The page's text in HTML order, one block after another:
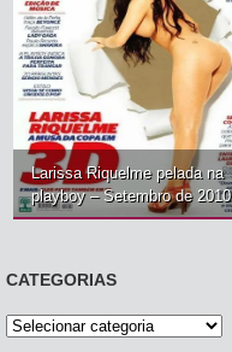
Larissa Riquelme pelada na
playboy – Setembro de 2010
CATEGORIAS
Categorias